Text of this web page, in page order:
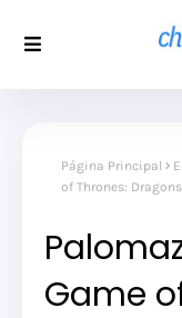
Página Principal
of Thrones:
Game